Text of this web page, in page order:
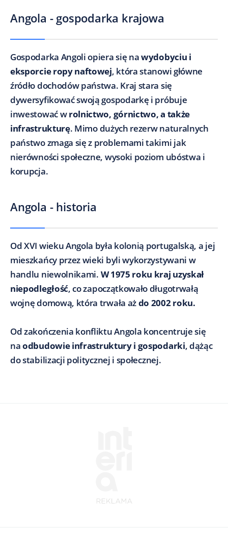
Angola - gospodarka krajowa
Gospodarka Angoli opiera się nawydobyciu i
eksporcie ropy naftowej, która stanowi główne
źródło dochodów państwa. Kraj stara się
dywersyfikować swoją gospodarkę i próbuje
inwestować wrolnictwo, górnictwo, a także
infrastrukturę. Mimo dużych rezerw naturalnych
państwo zmaga się z problemami takimi jak
nierówności społeczne, wysoki poziom ubóstwa i
korupcja.
Angola - historia
Od XVI wieku Angola była kolonią portugalską, a jej
mieszkańcy przez wieki byli wykorzystywani w
handlu niewolnikami. W 1975 roku kraj uzyskał
niepodległość, co zapoczątkowało długotrwałą
wojnę domową, która trwała ażdo 2002 roku.
Od zakończenia konfliktu Angola koncentruje się
naodbudowie infrastruktury i gospodarki, dążąc
do stabilizacji politycznej i społecznej.